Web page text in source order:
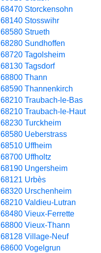
68470 Storckensohn
68140 Stosswihr
68580 Strueth
68280 Sundhoffen
68720 Tagolsheim
68130 Tagsdorf
68800 Thann
68590 Thannenkirch
68210 Traubach-le-Bas
68210 Traubach-le-Haut
68230 Turckheim
68580 Ueberstrass
68510 Uffheim
68700 Uffholtz
68190 Ungersheim
68121 Urbès
68320 Urschenheim
68210 Valdieu-Lutran
68480 Vieux-Ferrette
68800 Vieux-Thann
68128 Village-Neuf
68600 Vogelgrun